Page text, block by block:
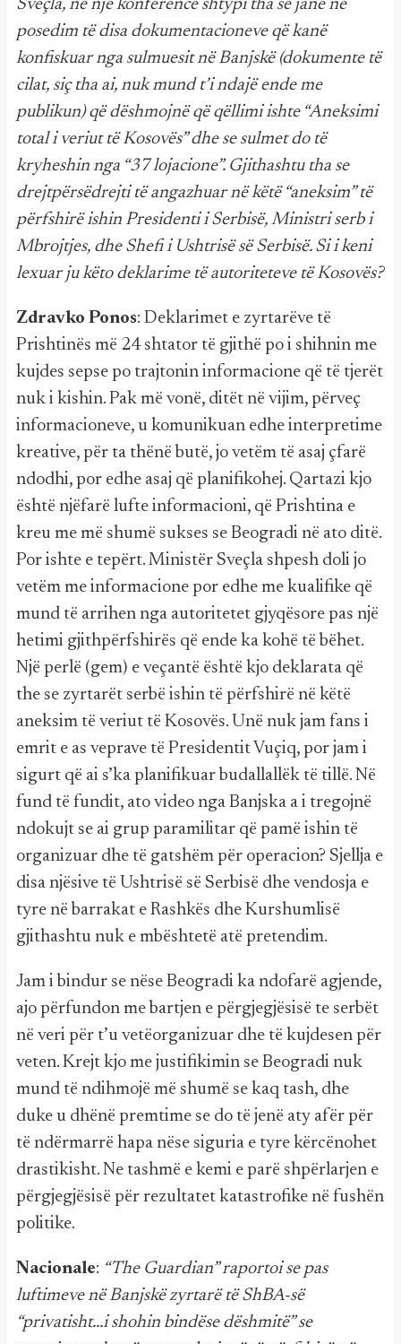
Sveçla, në një konferencë shtypi tha se janë në
posedim të disa dokumentacioneve që kanë
konfiskuar nga sulmuesit në Banjskë (dokumente të
cilat, siç tha ai, nuk mund t’i ndajë ende me
publikun) që dëshmojnë që qëllimi ishte “Aneksimi
total i veriut të Kosovës” dhe se sulmet do të
kryheshin nga “37 lojacione”. Gjithashtu tha se
drejtpërsëdrejti të angazhuar në këtë “aneksim” të
përfshirë ishin Presidenti i Serbisë, Ministri serb i
Mbrojtjes, dhe Shefi i Ushtrisë së Serbisë. Si i keni
lexuar ju këto deklarime të autoriteteve të Kosovës?
Zdravko Ponos: Deklarimet e zyrtarëve të
Prishtinës më 24 shtator të gjithë po i shihnin me
kujdes sepse po trajtonin informacione që të tjerët
nuk i kishin. Pak më vonë, ditët në vijim, përveç
informacioneve, u komunikuan edhe interpretime
kreative, për ta thënë butë, jo vetëm të asaj çfarë
ndodhi, por edhe asaj që planifikohej. Qartazi kjo
është njëfarë lufte informacioni, që Prishtina e
kreu me më shumë sukses se Beogradi në ato ditë.
Por ishte e tepërt. Ministër Sveçla shpesh doli jo
vetëm me informacione por edhe me kualifike që
mund të arrihen nga autoritetet gjyqësore pas një
hetimi gjithpërfshirës që ende ka kohë të bëhet.
Një perlë (gem) e veçantë është kjo deklarata që
the se zyrtarët serbë ishin të përfshirë në këtë
aneksim të veriut të Kosovës. Unë nuk jam fans i
emrit e as veprave të Presidentit Vuçiq, por jam i
sigurt që ai s’ka planifikuar budallallëk të tillë. Në
fund të fundit, ato video nga Banjska a i tregojnë
ndokujt se ai grup paramilitar që pamë ishin të
organizuar dhe të gatshëm për operacion? Sjellja e
disa njësive të Ushtrisë së Serbisë dhe vendosja e
tyre në barrakat e Rashkës dhe Kurshumlisë
gjithashtu nuk e mbështetë atë pretendim.
Jam i bindur se nëse Beogradi ka ndofarë agjende,
ajo përfundon me bartjen e përgjegjësisë te serbët
në veri për t’u vetëorganizuar dhe të kujdesen për
veten. Krejt kjo me justifikimin se Beogradi nuk
mund të ndihmojë më shumë se kaq tash, dhe
duke u dhënë premtime se do të jenë aty afër për
të ndërmarrë hapa nëse siguria e tyre kërcënohet
drastikisht. Ne tashmë e kemi e parë shpërlarjen e
përgjegjësisë për rezultatet katastrofike në fushën
politike.
Nacionale: “The Guardian” raportoi se pas
luftimeve në Banjskë zyrtarë të ShBA-së
“privatisht...i shohin bindëse dëshmitë” se